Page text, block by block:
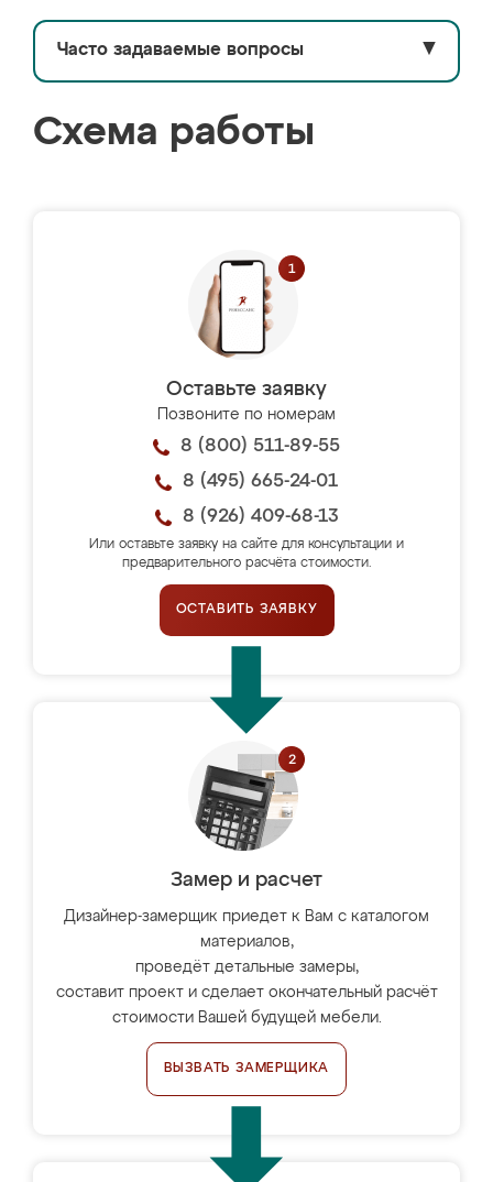
Часто задаваемые вопросы ▼
Схема работы
Оставьте заявку
Позвоните по номерам
8 (800) 511-89-55
8 (495) 665-24-01
8 (926) 409-68-13
Или оставьте заявку на сайте для консультации и
предварительного расчёта стоимости.
ОСТАВИТЬ ЗАЯВКУ
Замер и расчет
Дизайнер-замерщик приедет к Вам с каталогом
материалов,
проведёт детальные замеры,
составит проект и сделает окончательный расчёт
стоимости Вашей будущей мебели.
ВЫЗВАТЬ ЗАМЕРЩИКА